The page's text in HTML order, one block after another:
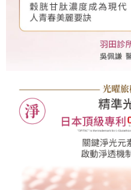
２．關於個人資料處理事宜，請瀏
https://aftee.tw/terms/#terms3
３．未成年的使用者請事先徵得法
「AFTEE先享後付」，若未經同意
４．使用「AFTEE先享後付」時，
時審查核予不同之上限額度；若仍
５．嚴禁一人註冊多個帳號或使用
恩沛科技股份有限公司將有權停止
每筆NT$60，滿NT$699(含以上
付款後7-11取貨
每筆NT$60，滿NT$699(含以上)
每筆NT$120，滿NT$1,000(含以
宅配-離島
每筆NT$120，滿NT$1,000(含